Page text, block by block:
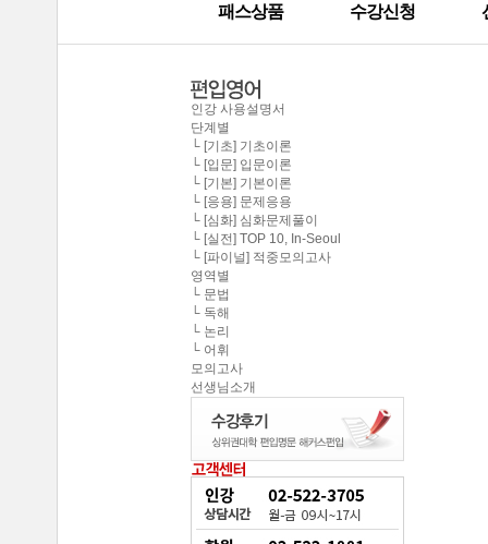
이 달의 베스트강
스타강사진의 강
SNS나 페이지를
건국대학교 최종합격 정*훈
이화여자대학교 최종합격 김*현
중앙대학교 최종합격 이*준
서울시립대학교 최종합격 한*현
홍익대학교 최종합격 김*영
중앙대학교 최종합격 김*현
한국외국어대학교 최종합격 김*진
중앙대학교 최종합격 한*현
연세대학교 최종합격 김*진
건국대학교 최종합격 이*준
성균관대학교 최종합격 정*림
중앙대학교 최종합격 이*영
건국대학교 최종합격 정*훈
이화여자대학교 최종합격 김*현
중앙대학교 최종합격 이*준
서울시립대학교 최종합격 한*현
홍익대학교 최종합격 김*영
패스상품 수강신청
인강 사용설명서
단계별
└ [기초] 기초이론
└ [입문] 입문이론
└ [기본] 기본이론
└ [응용] 문제응용
└ [심화] 심화문제풀이
└ [실전] TOP 10, In-Seoul
└ [파이널] 적중모의고사
영역별
└ 문법
└ 독해
└ 논리
└ 어휘
모의고사
선생님소개